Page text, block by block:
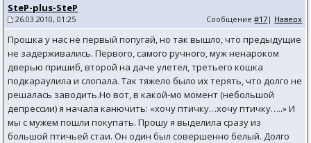
SteP-plus-SteP
26.03.2010, 01:25 Сообщение#17 | Наверх
Прошка у нас не первый попугай, но так вышло, что предыдущие
не задерживались. Первого, самого ручного, муж ненароком
дверью пришиб, второй на даче улетел, третьего кошка
подкараулила и слопала. Так тяжело было их терять, что долго не
решалась заводить.Но вот, в какой-мо момент (небольшой
депрессии) я начала канючить: «хочу птичку…хочу птичку…..» И
мы с мужем пошли покупать. Прошу я выделила сразу из
большой птичьей стаи. Он один был совершенно белый. Долго